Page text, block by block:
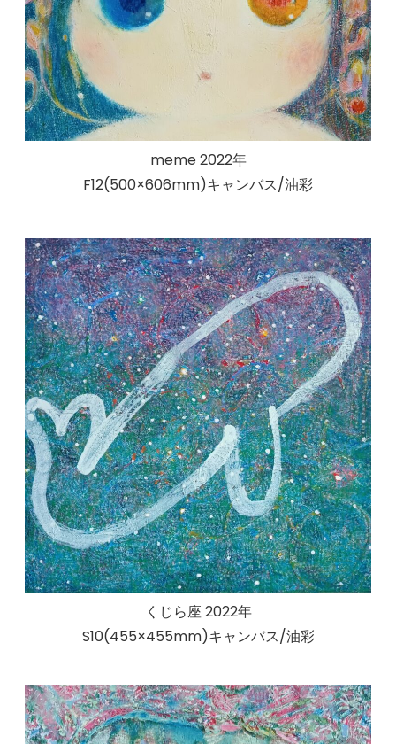
meme 2022年
F12(500×606mm)キャンバス/油彩
くじら座 2022年
S10(455×455mm)キャンバス/油彩